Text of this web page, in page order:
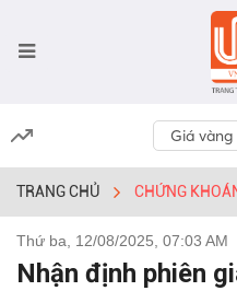
Giá
TRANG CHỦ CHỨNG
Thứ ba, 12/08/2025, 07:03 AM
Nhận định phiên